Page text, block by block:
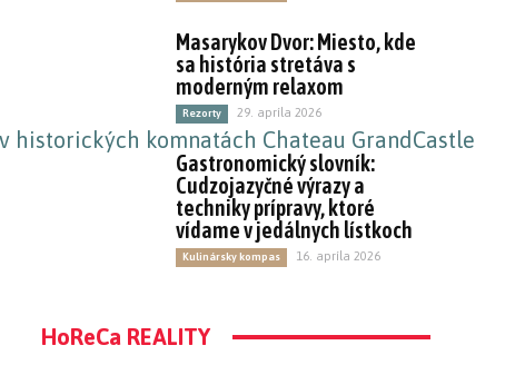
Masarykov Dvor: Miesto, kde
sa história stretáva s
moderným relaxom
Rezorty 29. apríla 2026
Gastronomický slovník:
Cudzojazyčné výrazy a
techniky prípravy, ktoré
vídame v jedálnych lístkoch
Kulinársky kompas 16. apríla 2026
HoReCa REALITY